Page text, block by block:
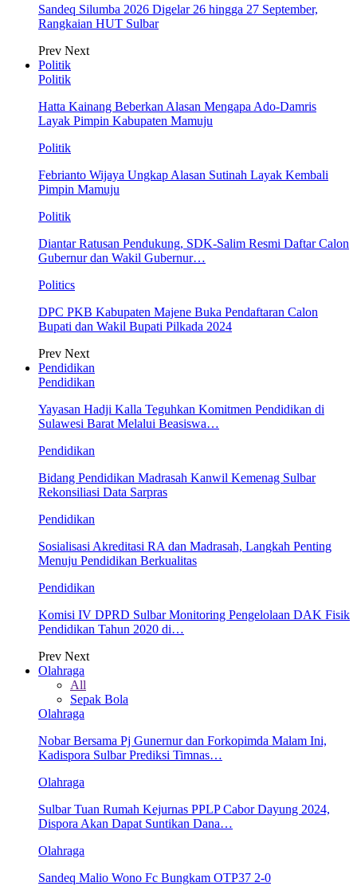
Sandeq Silumba 2026 Digelar 26 hingga 27 September,
Rangkaian HUT Sulbar
Prev Next
Politik
Politik
Hatta Kainang Beberkan Alasan Mengapa Ado-Damris
Layak Pimpin Kabupaten Mamuju
Politik
Febrianto Wijaya Ungkap Alasan Sutinah Layak Kembali
Pimpin Mamuju
Politik
Diantar Ratusan Pendukung, SDK-Salim Resmi Daftar Calon
Gubernur dan Wakil Gubernur…
Politics
DPC PKB Kabupaten Majene Buka Pendaftaran Calon
Bupati dan Wakil Bupati Pilkada 2024
Prev Next
Pendidikan
Pendidikan
Yayasan Hadji Kalla Teguhkan Komitmen Pendidikan di
Sulawesi Barat Melalui Beasiswa…
Pendidikan
Bidang Pendidikan Madrasah Kanwil Kemenag Sulbar
Rekonsiliasi Data Sarpras
Pendidikan
Sosialisasi Akreditasi RA dan Madrasah, Langkah Penting
Menuju Pendidikan Berkualitas
Pendidikan
Komisi IV DPRD Sulbar Monitoring Pengelolaan DAK Fisik
Pendidikan Tahun 2020 di…
Prev Next
Olahraga
All
Sepak Bola
Olahraga
Nobar Bersama Pj Gunernur dan Forkopimda Malam Ini,
Kadispora Sulbar Prediksi Timnas…
Olahraga
Sulbar Tuan Rumah Kejurnas PPLP Cabor Dayung 2024,
Dispora Akan Dapat Suntikan Dana…
Olahraga
Sandeq Malio Wono Fc Bungkam OTP37 2-0